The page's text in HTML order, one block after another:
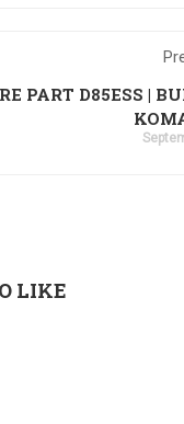
PART D85ESS |
LIKE